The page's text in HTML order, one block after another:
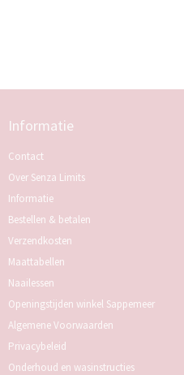
Informatie
Contact
Over Senza Limits
Informatie
Bestellen & betalen
Verzendkosten
Maattabellen
Naailessen
Openingstijden winkel Sappemeer
Algemene Voorwaarden
Privacybeleid
Onderhoud en wasinstructies